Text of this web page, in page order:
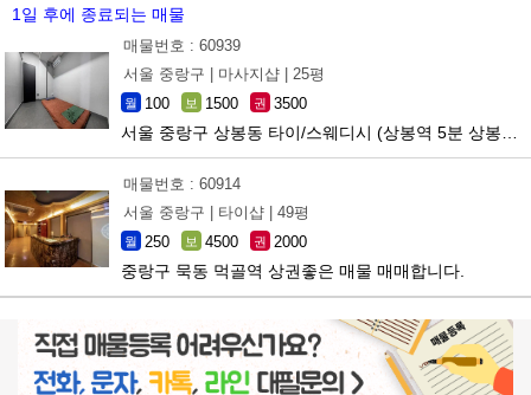
1일 후에 종료되는 매물
매물번호 : 60939
서울 중랑구 |
마사지샵 | 25평
월 100 보 1500 권 3500
매물번호 : 60914
서울 중랑구 |
타이샵 | 49평
월 250 보 4500 권 2000
중랑구 묵동 먹골역 상권좋은 매물 매매합니다.